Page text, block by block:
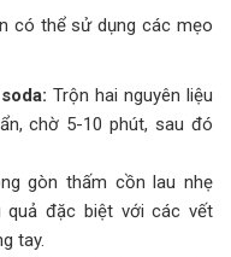
có thể sử dụng các mẹo
soda:Trộn hai nguyên liệu
chờ 5-10 phút, sau đó
gòn thấm cồn lau nhẹ
quả đặc biệt với các vết
tay.